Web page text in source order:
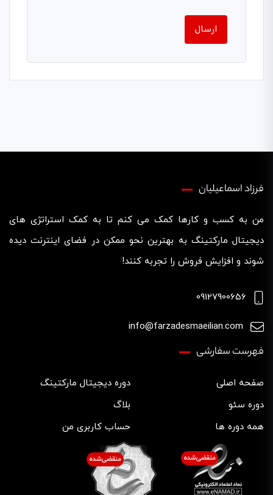
فرزاد اسماعیلیان
من به کسب و کارها کمک می کنم تا به کمک استراتژی های
دیجیتال مارکتینگ به بهترین نحو ممکن در فضای اینترنت دیده
شوند و افزایش فروش را تجربه کنند!
09127900656
info@farzadesmaeilian.com
فهرست سفارشی
صفحه اصلی
دوره دیجیتال مارکتینگ
دوره سئو
بلاگ
همه دوره ها
حساب کاربری من